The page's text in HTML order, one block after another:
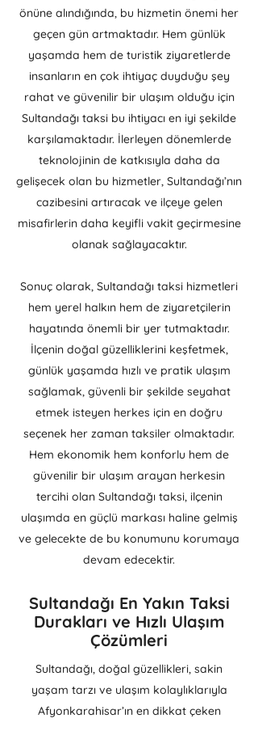
önüne alındığında, bu hizmetin önemi her
geçen gün artmaktadır. Hem günlük
yaşamda hem de turistik ziyaretlerde
insanların en çok ihtiyaç duyduğu şey
rahat ve güvenilir bir ulaşım olduğu için
Sultandağı taksi bu ihtiyacı en iyi şekilde
karşılamaktadır. İlerleyen dönemlerde
teknolojinin de katkısıyla daha da
gelişecek olan bu hizmetler, Sultandağı’nın
cazibesini artıracak ve ilçeye gelen
misafirlerin daha keyifli vakit geçirmesine
olanak sağlayacaktır.
Sonuç olarak, Sultandağı taksi hizmetleri
hem yerel halkın hem de ziyaretçilerin
hayatında önemli bir yer tutmaktadır.
İlçenin doğal güzelliklerini keşfetmek,
günlük yaşamda hızlı ve pratik ulaşım
sağlamak, güvenli bir şekilde seyahat
etmek isteyen herkes için en doğru
seçenek her zaman taksiler olmaktadır.
Hem ekonomik hem konforlu hem de
güvenilir bir ulaşım arayan herkesin
tercihi olan Sultandağı taksi, ilçenin
ulaşımda en güçlü markası haline gelmiş
ve gelecekte de bu konumunu korumaya
devam edecektir.
Sultandağı En Yakın Taksi
Durakları ve Hızlı Ulaşım
Çözümleri
Sultandağı, doğal güzellikleri, sakin
yaşam tarzı ve ulaşım kolaylıklarıyla
Afyonkarahisar’ın en dikkat çeken